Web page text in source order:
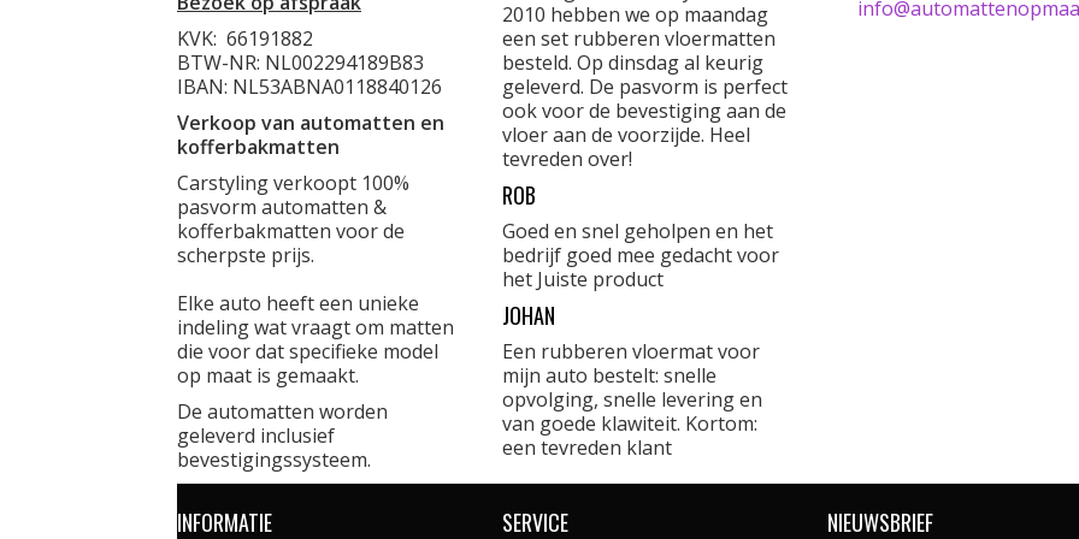
KVK: 66191882
BTW-NR: NL002294189B83
IBAN: NL53ABNA0118840126
Verkoop van automatten en
kofferbakmatten
Carstyling verkoopt 100%
pasvorm automatten &
kofferbakmatten voor de
scherpste prijs.
Elke auto heeft een unieke
indeling wat vraagt om matten
die voor dat specifieke model
op maat is gemaakt.
De automatten worden
geleverd inclusief
bevestigingssysteem.
2010 hebben we op maandag
een set rubberen vloermatten
besteld. Op dinsdag al keurig
geleverd. De pasvorm is perfect
ook voor de bevestiging aan de
vloer aan de voorzijde. Heel
tevreden over!
ROB
Goed en snel geholpen en het
bedrijf goed mee gedacht voor
het Juiste product
JOHAN
Een rubberen vloermat voor
mijn auto bestelt: snelle
opvolging, snelle levering en
van goede klawiteit. Kortom:
een tevreden klant
INFORMATIE SERVICE NIEUWSBRIEF